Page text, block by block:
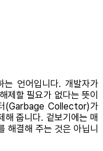
는 언어입니다. 개발자가
할 필요가 없다는 뜻이
(Garbage Collector)가
해 줍니다. 겉보기에는 매
해결해 주는 것은 아닙니